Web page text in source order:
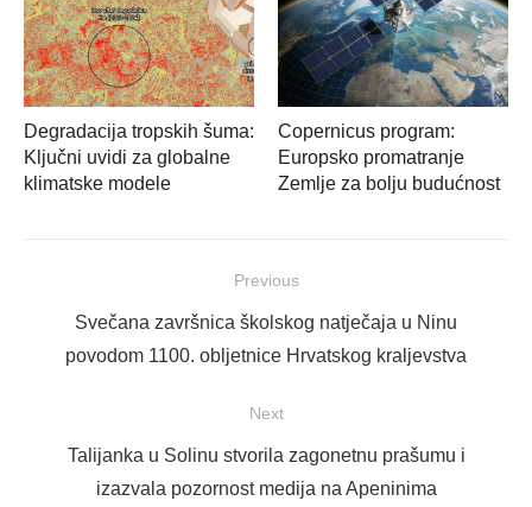
Degradacija tropskih šuma:
Ključni uvidi za globalne
klimatske modele
Copernicus program:
Europsko promatranje
Zemlje za bolju budućnost
objava
Previous
Previous
post:
Svečana završnica školskog natječaja u Ninu
povodom 1100. obljetnice Hrvatskog kraljevstva
Next
NextTalijanka u Solinu stvorila zagonetnu prašumu i
izazvala pozornost medija na Apeninima